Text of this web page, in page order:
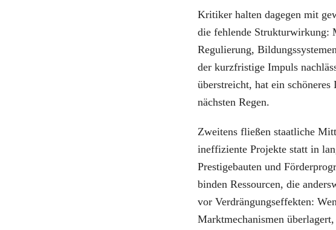
Kritiker halten dagegen mit
die fehlende Strukturwirkung:
Regulierung,
der kurzfristige Impuls
überstreicht, hat ein
nächsten Regen.
Zweitens fließen staatliche
ineffiziente Projekte statt in
Prestigebauten und
binden Ressourcen, die
vor Verdrängungseffekten:
Marktmechanismen